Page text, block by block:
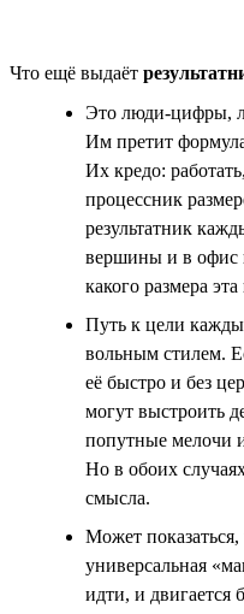
Что ещё выдаёт
Это люди-цифры,
Им претит
Их кредо:
процессник
результатник
вершины и в офис
какого размера
Путь к цели
вольным стилем.
её быстро и без
могут выстроить
попутные мелочи
Но в обоих
смысла.
Может показаться,
универсальная
идти, и двигается